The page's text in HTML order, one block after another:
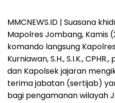
MMCNEWS.ID | Suasana
Mapolres Jombang, Kamis
komando langsung
Kurniawan, S.H., S.I.K.,
dan Kapolsek jajaran
terima jabatan (sertijab)
bagi pengamanan wilayah